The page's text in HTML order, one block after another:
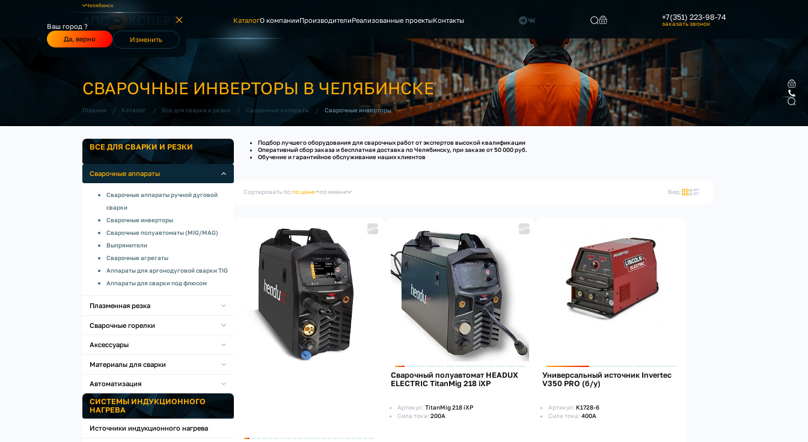
Челябинск
Ваш город ?
Да, верно
Изменить
КаталогО компанииПроизводителиРеализованные проектыКонтакты +7(351) 223-98-74
заказать звонок
СВАРОЧНЫЕ ИНВЕРТОРЫ В ЧЕЛЯБИНСКЕ
Главная / Каталог / Все для сварки и резки / Сварочные аппараты / Сварочные инверторы
ВСЕ ДЛЯ СВАРКИ И РЕЗКИ
Сварочные аппараты
Сварочные аппараты ручной дуговой
сварки
Сварочные инверторы
Сварочные полуавтоматы (MIG/MAG)
Выпрямители
Сварочные агрегаты
Аппараты для аргонодуговой сварки TIG
Аппараты для сварки под флюсом
Плазменная резка
Сварочные горелки
Аксессуары
Материалы для сварки
Автоматизация
СИСТЕМЫ ИНДУКЦИОННОГО
НАГРЕВА
Источники индукционного нагрева
Подбор лучшего оборудования для сварочных работ от экспертов высокой квалификации
Оперативный сбор заказа и бесплатная доставка по Челябинску, при заказе от 50 000 руб.
Обучение и гарантийное обслуживание наших клиентов
Сортировать по:по цене по имени Вид:
Сварочный полуавтомат HEADUX
ELECTRIC TitanMig 218 iXP
Артикул: TitanMig 218 iXP
Сила тока: 200А
Универсальный источник Invertec
V350 PRO (б/у)
Артикул:K1728-6
Сила тока:400А